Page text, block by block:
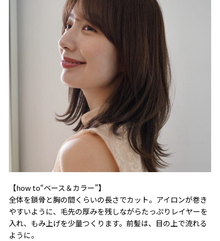
【how to“ベース＆カラー”】
全体を鎖骨と胸の間くらいの長さでカット。アイロンが巻き
やすいように、毛先の厚みを残しながらたっぷりレイヤーを
入れ、もみ上げを少量つくります。前髪は、目の上で流れる
ように。